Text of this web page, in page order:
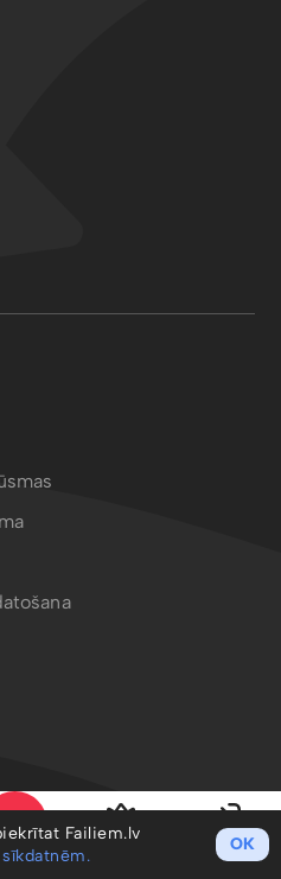
Ieiet
Failiem.lv
sīkdatnēm.
OK